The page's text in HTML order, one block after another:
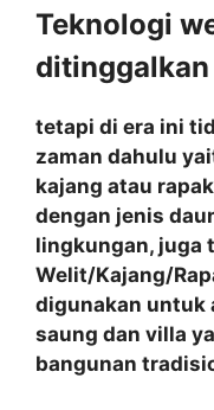
Teknologi
ditinggalkan
tetapi di era ini
zaman dahulu
kajang atau
dengan jenis
lingkungan, juga
Welit/Kajang/
digunakan untuk
saung dan villa
bangunan